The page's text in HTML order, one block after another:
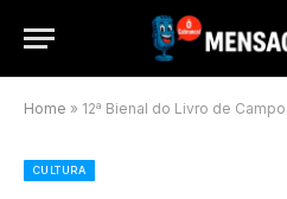
Home » 12ª Bienal do Livro de Campos: Educação
CULTURA